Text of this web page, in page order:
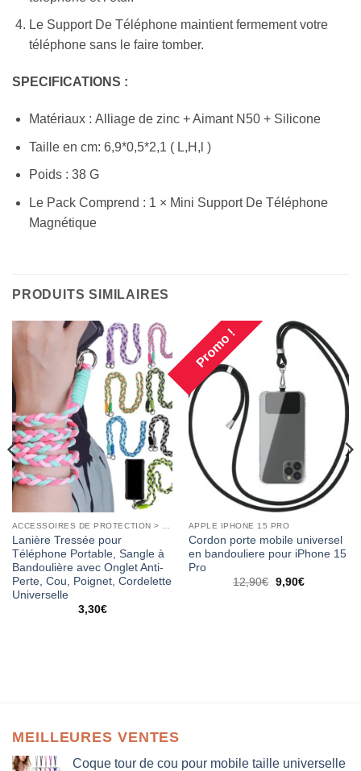
Le Support De Téléphone maintient fermement votre
téléphone sans le faire tomber.
SPECIFICATIONS :
Matériaux : Alliage de zinc + Aimant N50 + Silicone
Taille en cm: 6,9*0,5*2,1 ( L,H,l )
Poids : 38 G
Le Pack Comprend : 1 × Mini Support De Téléphone
Magnétique
PRODUITS SIMILAIRES
Lanière Tressée pour
Téléphone Portable, Sangle à
Bandoulière avec Onglet Anti-
Perte, Cou, Poignet, Cordelette
Universelle
3,30€
Promo !
APPLE IPHONE 15 PRO
Cordon porte mobile universel
en bandouliere pour iPhone 15
Pro
12,90€ 9,90€
MEILLEURES VENTES
Coque tour de cou pour mobile taille universelle